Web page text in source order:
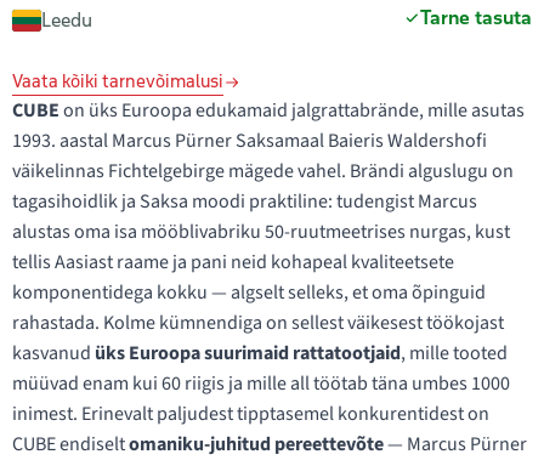
Leedu Tarne tasuta
Vaata kõiki tarnevõimalusi
CUBEon üks Euroopa edukamaid jalgrattabrände, mille asutas
1993. aastal Marcus Pürner Saksamaal Baieris Waldershofi
väikelinnas Fichtelgebirge mägede vahel. Brändi alguslugu on
tagasihoidlik ja Saksa moodi praktiline: tudengist Marcus
alustas oma isa mööblivabriku 50-ruutmeetrises nurgas, kust
tellis Aasiast raame ja pani neid kohapeal kvaliteetsete
komponentidega kokku — algselt selleks, et oma õpinguid
rahastada. Kolme kümnendiga on sellest väikesest töökojast
kasvanud üks Euroopa suurimaid rattatootjaid, mille tooted
müüvad enam kui 60 riigis ja mille all töötab täna umbes 1000
inimest. Erinevalt paljudest tipptasemel konkurentidest on
CUBE endiseltomaniku-juhitud pereettevõte— Marcus Pürner